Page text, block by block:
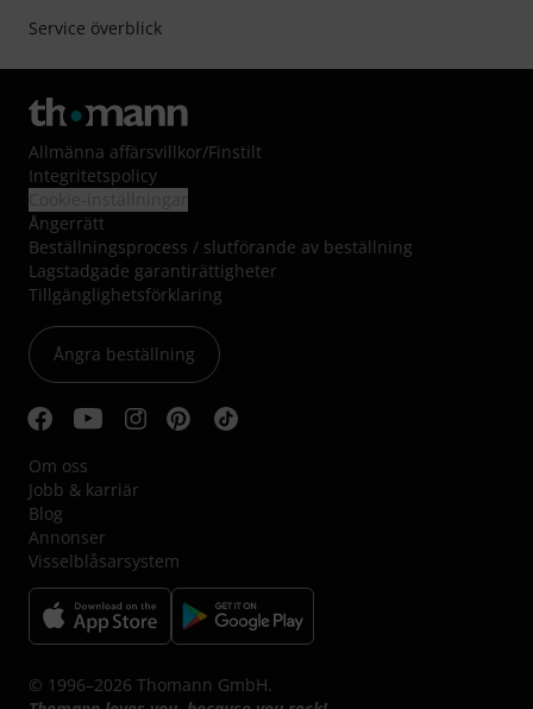
Service överblick
Allmänna affärsvillkor/Finstilt
Integritetspolicy
Ångerrätt
Beställningsprocess / slutförande av beställning
Lagstadgade garantirättigheter
Tillgänglighetsförklaring
Ångra beställning
Om oss
Jobb & karriär
Blog
Annonser
Visselblåsarsystem
© 1996–2026 Thomann GmbH.